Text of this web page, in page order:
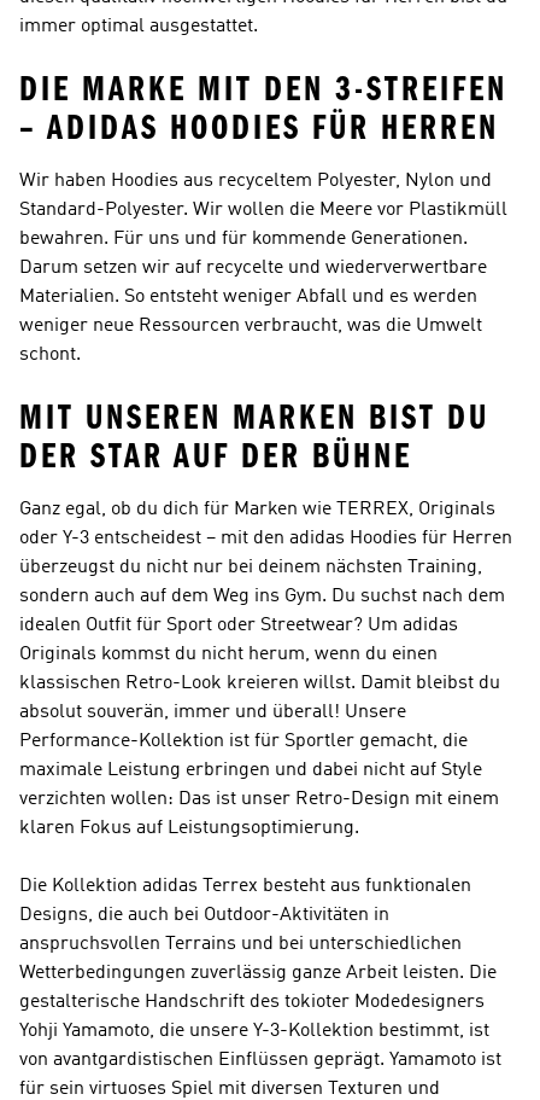
immer optimal ausgestattet.
DIE MARKE MIT DEN 3-STREIFEN
– ADIDAS HOODIES FÜR HERREN
Wir haben Hoodies aus recyceltem Polyester, Nylon und
Standard-Polyester. Wir wollen die Meere vor Plastikmüll
bewahren. Für uns und für kommende Generationen.
Darum setzen wir auf recycelte und wiederverwertbare
Materialien. So entsteht weniger Abfall und es werden
weniger neue Ressourcen verbraucht, was die Umwelt
schont.
MIT UNSEREN MARKEN BIST DU
DER STAR AUF DER BÜHNE
Ganz egal, ob du dich für Marken wie TERREX, Originals
oder Y-3 entscheidest – mit den adidas Hoodies für Herren
überzeugst du nicht nur bei deinem nächsten Training,
sondern auch auf dem Weg ins Gym. Du suchst nach dem
idealen Outfit für Sport oder Streetwear? Um adidas
Originals kommst du nicht herum, wenn du einen
klassischen Retro-Look kreieren willst. Damit bleibst du
absolut souverän, immer und überall! Unsere
Performance-Kollektion ist für Sportler gemacht, die
maximale Leistung erbringen und dabei nicht auf Style
verzichten wollen: Das ist unser Retro-Design mit einem
klaren Fokus auf Leistungsoptimierung.
Die Kollektion adidas Terrex besteht aus funktionalen
Designs, die auch bei Outdoor-Aktivitäten in
anspruchsvollen Terrains und bei unterschiedlichen
Wetterbedingungen zuverlässig ganze Arbeit leisten. Die
gestalterische Handschrift des tokioter Modedesigners
Yohji Yamamoto, die unsere Y-3-Kollektion bestimmt, ist
von avantgardistischen Einflüssen geprägt. Yamamoto ist
für sein virtuoses Spiel mit diversen Texturen und